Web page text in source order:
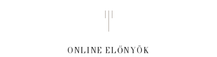
ONLINE ELŐNYÖK